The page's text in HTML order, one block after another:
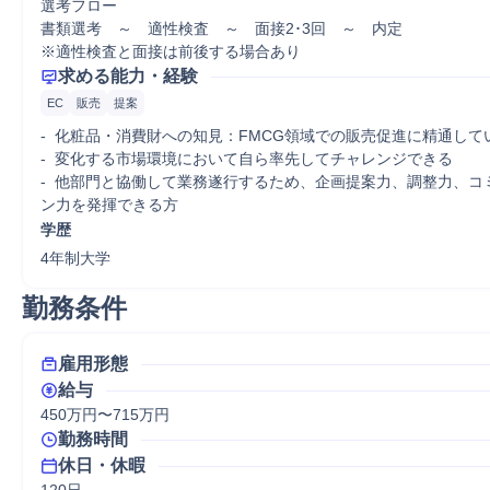
選考フロー
書類選考　～　適性検査　～　面接2･3回　～　内定
※適性検査と面接は前後する場合あり
求める能力・経験
EC 販売 提案
-  化粧品・消費財への知見：FMCG領域での販売促進に精通して
-  変化する市場環境において自ら率先してチャレンジできる
-  他部門と協働して業務遂行するため、企画提案力、調整力、コ
ン力を発揮できる方
学歴
4年制大学
勤務条件
雇用形態
給与
450万円〜715万円
勤務時間
休日・休暇